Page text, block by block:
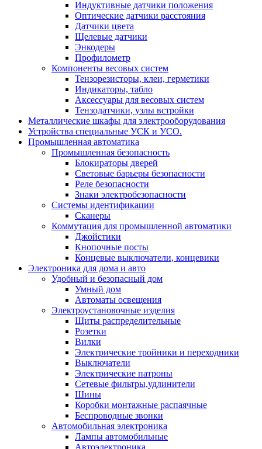
Индуктивные датчики положения
Оптические датчики расстояния
Датчики цвета
Щелевые датчики
Энкодеры
Профилометр
Компоненты весовых систем
Тензорезисторы, клеи, герметики
Индикаторы, табло
Аксессуары для весовых систем
Тензодатчики, узлы встройки
Металлические шкафы для электрооборудования
Устройства специальные УСК и УСО.
Промышленная автоматика
Промышленная безопасность
Блокираторы дверей
Световые барьеры безопасности
Реле безопасности
Знаки электробезопасности
Системы идентификации
Сканеры
Коммутация для промышленной автоматики
Джойстики
Кнопочные посты
Концевые выключатели, концевики
Электроника для дома и авто
Удобный и безопасный дом
Умный дом
Автоматы освещения
Электроустановочные изделия
Щиты распределительные
Розетки
Вилки
Электрические тройники и переходники
Выключатели
Электрические патроны
Сетевые фильтры,удлинители
Шины
Коробки монтажные распаячные
Беспроводные звонки
Автомобильная электроника
Лампы автомобильные
Автоэлектроника